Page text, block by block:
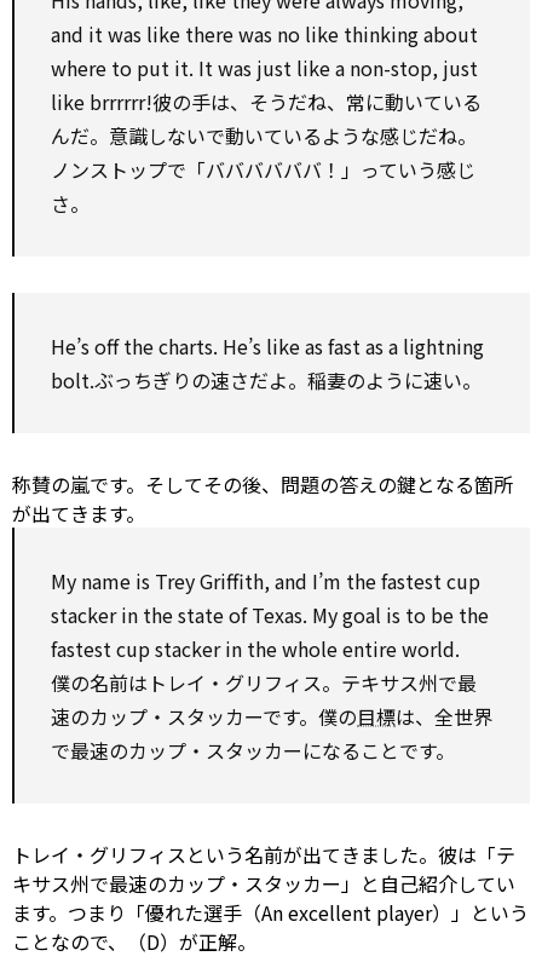
and it was like there was no like thinking about
where to put it. It was just like a non-stop, just
like brrrrrr!彼の手は、そうだね、常に動いている
んだ。意識しないで動いているような感じだね。
ノンストップで「ババババババ！」っていう感じ
さ。
He’s off the charts. He’s likeas fast as a lightning
bolt.ぶっちぎりの速さだよ。稲妻のように速い。
称賛の嵐です。そしてその後、問題の答えの鍵となる箇所
が出てきます。
My name is Trey Griffith, and I’m the fastest cup
stacker in thestateof Texas. My goal is to be the
fastest cup stacker in thewholeentireworld.
僕の名前はトレイ・グリフィス。テキサス州で最
速のカップ・スタッカーです。僕の目標は、全世界
で最速のカップ・スタッカーになることです。
トレイ・グリフィスという名前が出てきました。彼は「テ
キサス州で最速のカップ・スタッカー」と自己紹介してい
ます。つまり「優れた選手（An excellent player）」という
ことなので、（D）が正解。